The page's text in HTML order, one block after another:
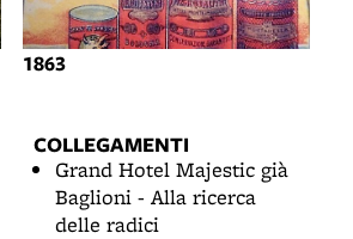
1863
COLLEGAMENTI
Grand Hotel Majestic già
Baglioni - Alla ricerca
delle radici